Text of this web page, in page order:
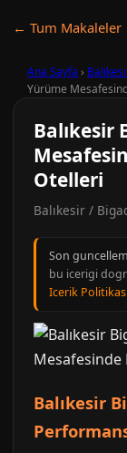
← Tum Makaleler
Ana Sayfa ›
Yürüme
Balıkesir
Otelleri
Balıkesir /
Son
bu icerigi
Icerik
Balıkesir